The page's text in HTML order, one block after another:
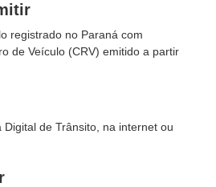
registrado no Paraná com
de Veículo (CRV) emitido a partir
Digital de Trânsito, na internet ou